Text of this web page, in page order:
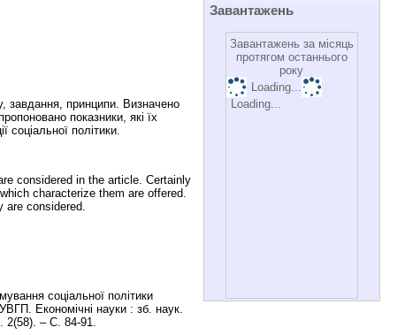
Завантажень
Завантажень за місяць
протягом останнього
року
Loading...
Loading...
завдання, принципи. Визначено
показники, які їх
соціальної політики.
considered in the article. Certainly
characterize them are offered.
considered.
соціальної політики
Економічні науки : зб. наук.
2(58). – С. 84-91.